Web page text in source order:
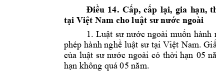
Điều 14. Cấp, cấp lại, gia hạn,
tại Việt Nam cho luật sư nước ngoài
1. Luật sư nước ngoài muốn hành
phép hành nghề luật sư tại Việt Nam. Giấy
của luật sư nước ngoài có thời hạn 05
hạn không quá 05 năm.